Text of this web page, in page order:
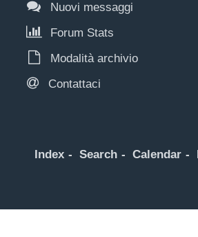
Nuovi messaggi
Forum Stats
Modalità archivio
Contattaci
Index Search Calendar